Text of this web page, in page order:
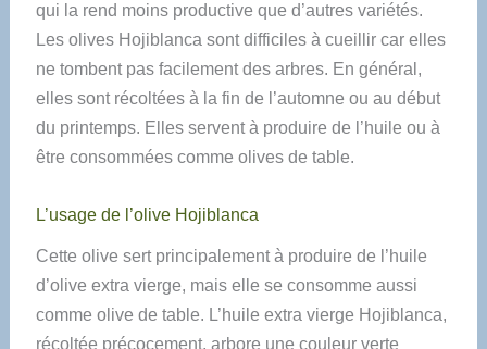
qui la rend moins productive que d’autres variétés.
Les olives Hojiblanca sont difficiles à cueillir car elles
ne tombent pas facilement des arbres. En général,
elles sont récoltées à la fin de l’automne ou au début
du printemps. Elles servent à produire de l’huile ou à
être consommées comme olives de table.
L’usage de l’olive Hojiblanca
Cette olive sert principalement à produire de l’huile
d’olive extra vierge, mais elle se consomme aussi
comme olive de table. L’huile extra vierge Hojiblanca,
récoltée précocement, arbore une couleur verte